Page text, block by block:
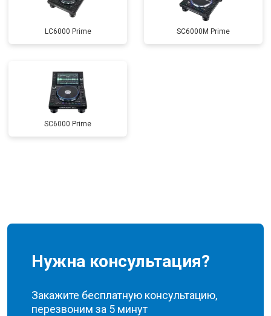
LC6000 Prime SC6000M Prime
SC6000 Prime
Нужна консультация?
Закажите бесплатную консультацию,
перезвоним за 5 минут